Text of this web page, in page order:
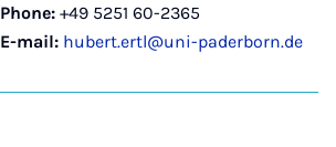
Phone: +49 5251 60-2365
E-mail: hubert.ertl@uni-paderborn.de